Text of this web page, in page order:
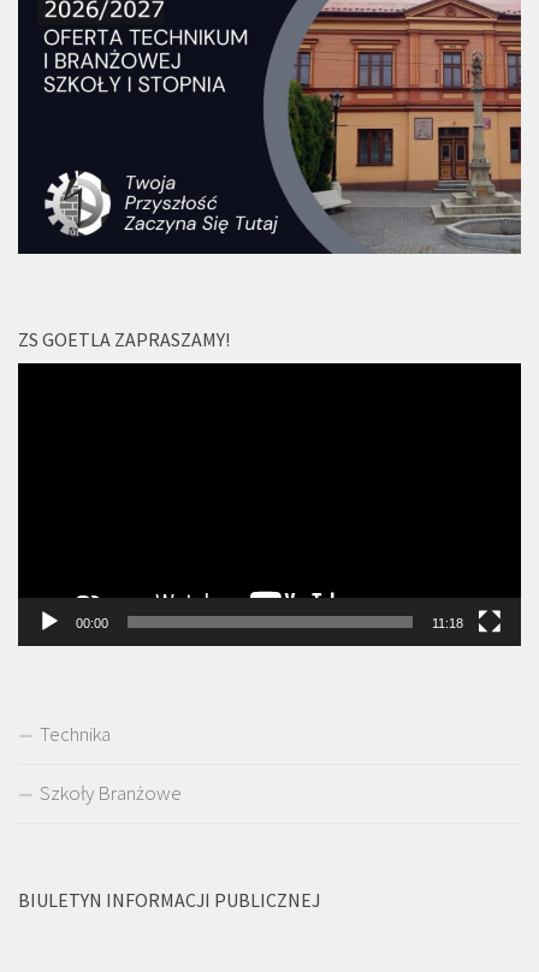
ZS GOETLA ZAPRASZAMY!
00:00 11:18
Technika
Szkoły Branżowe
BIULETYN INFORMACJI PUBLICZNEJ